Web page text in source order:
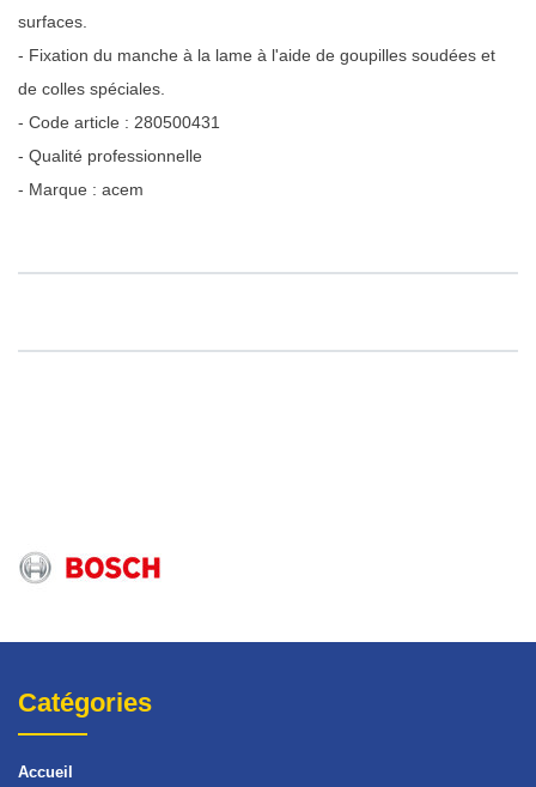
surfaces.
- Fixation du manche à la lame à l'aide de goupilles soudées et
de colles spéciales.
- Code article : 280500431
- Qualité professionnelle
- Marque : acem
Catégories
Accueil